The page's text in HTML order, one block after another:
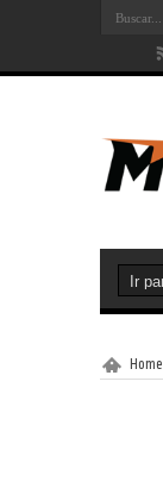
Home